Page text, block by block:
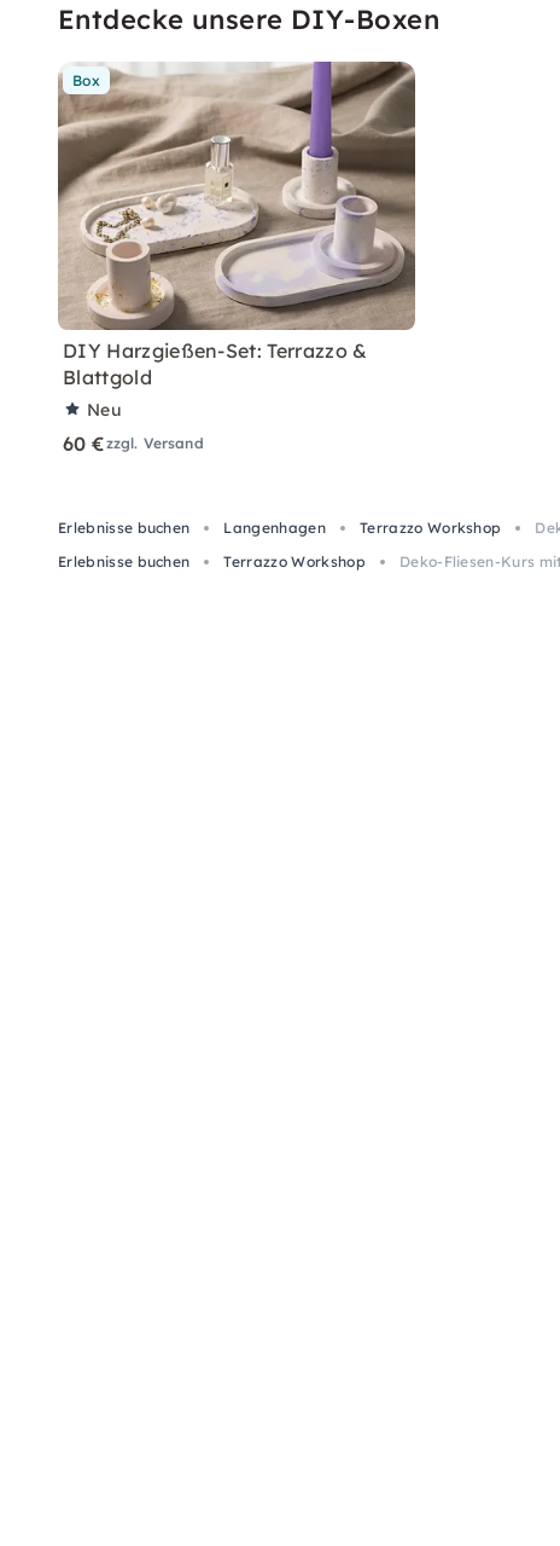
Entdecke unsere DIY-Boxen
Box
DIY Harzgießen-Set: Terrazzo &
Blattgold
Neu
60 €zzgl. Versand
Erlebnisse buchen Langenhagen Terrazzo Workshop
Erlebnisse buchen
Terrazzo Workshop Deko-Fliesen-Kurs